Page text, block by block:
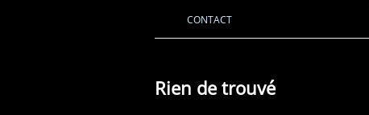
CONTACT
Rien de trouvé